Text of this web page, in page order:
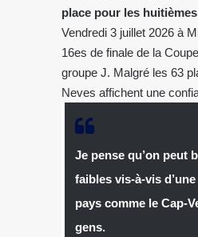
place pour les
Vendredi 3 juillet 2026 à
16es de finale de la
groupe J. Malgré les 63
Neves affichent une
Je pense qu’on peut
faibles vis-à-vis
pays comme le Cap-
gens.